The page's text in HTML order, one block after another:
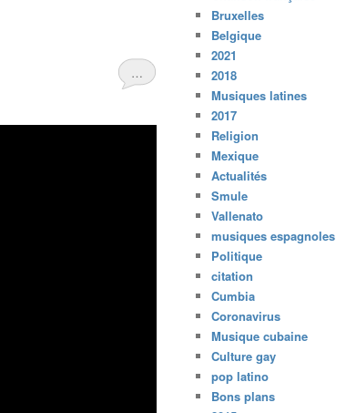
…
Bruxelles
Belgique
2021
2018
Musiques latines
2017
Religion
Mexique
Actualités
Smule
Vallenato
musiques espagnoles
Politique
citation
Cumbia
Coronavirus
Musique cubaine
Culture gay
pop latino
Bons plans